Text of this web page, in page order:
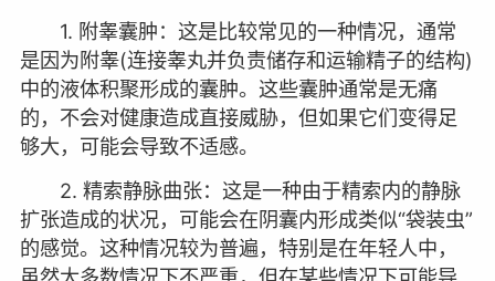
1. 附睾囊肿：这是比较常见的一种情况，通常
是因为附睾(连接睾丸并负责储存和运输精子的结构)
中的液体积聚形成的囊肿。这些囊肿通常是无痛
的，不会对健康造成直接威胁，但如果它们变得足
够大，可能会导致不适感。
2. 精索静脉曲张：这是一种由于精索内的静脉
扩张造成的状况，可能会在阴囊内形成类似“袋装虫”
的感觉。这种情况较为普遍，特别是在年轻人中，